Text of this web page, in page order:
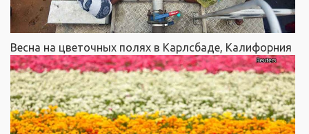
Весна на цветочных полях в Карлсбаде, Калифорния